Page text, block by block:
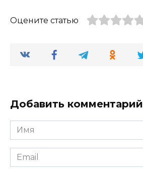
Оцените статью
Добавить комментарий
Имя
*
Email
*